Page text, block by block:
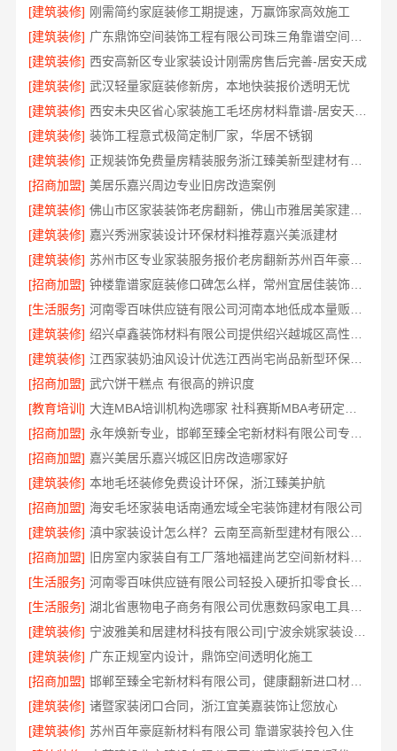
[建筑装修] 刚需简约家庭装修工期提速，万赢饰家高效施工
[建筑装修]
[建筑装修] 西安高新区专业家装设计刚需房售后完善-居安天成
[建筑装修] 武汉轻量家庭装修新房，本地快装报价透明无忧
[建筑装修]
[建筑装修] 装饰工程意式极简定制厂家，华居不锈钢
[建筑装修]
[招商加盟] 美居乐嘉兴周边专业旧房改造案例
[建筑装修]
佛山市区家装装饰老房翻新，佛山市雅居美家建筑装饰工程有限公司焕新居
[建筑装修] 嘉兴秀洲家装设计环保材料推荐嘉兴美派建材
[建筑装修]
苏州市区专业家装服务报价老房翻新苏州百年豪庭新材料有限公司
[招商加盟]
钟楼靠谱家庭装修口碑怎么样，常州宜居佳装饰好评案例
[生活服务]
[建筑装修]
[建筑装修]
江西家装奶油风设计优选江西尚宅尚品新型环保材料有限公司
[招商加盟] 武穴饼干糕点 有很高的辨识度
[教育培训]
[招商加盟]
[招商加盟] 嘉兴美居乐嘉兴城区旧房改造哪家好
[建筑装修] 本地毛坯装修免费设计环保，浙江臻美护航
[招商加盟] 海安毛坯家装电话南通宏域全宅装饰建材有限公司
[建筑装修]
滇中家装设计怎么样？云南至高新型建材有限公司设计专业
[招商加盟]
旧房室内家装自有工厂落地福建尚艺空间新材料科技有限公司
[生活服务]
河南零百味供应链有限公司轻投入硬折扣零食长久经营
[生活服务]
湖北省惠物电子商务有限公司优惠数码家电工具价格
[建筑装修]
宁波雅美和居建材科技有限公司|宁波余姚家装设计到店咨询
[建筑装修] 广东正规室内设计，鼎饰空间透明化施工
[招商加盟]
邯郸至臻全宅新材料有限公司，健康翻新进口材料开启绿色人居
[建筑装修] 诸暨家装闭口合同，浙江宜美嘉装饰让您放心
[建筑装修] 苏州百年豪庭新材料有限公司 靠谱家装拎包入住